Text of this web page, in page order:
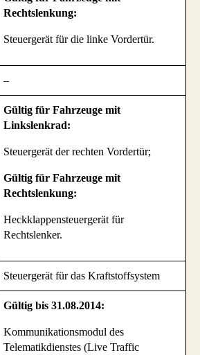
Rechtslenkung:
Steuergerät für die linke Vordertür.
–
Gültig für Fahrzeuge mit
Linkslenkrad:
Steuergerät der rechten Vordertür;
Gültig für Fahrzeuge mit
Rechtslenkung:
Heckklappensteuergerät für
Rechtslenker.
Steuergerät für das Kraftstoffsystem
Gültig bis 31.08.2014:
Kommunikationsmodul des
Telematikdienstes (Live Traffic